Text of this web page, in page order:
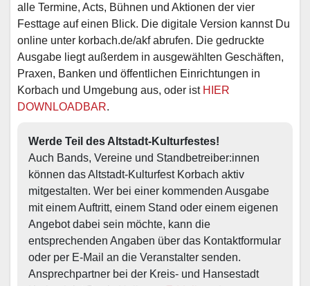
alle Termine, Acts, Bühnen und Aktionen der vier
Festtage auf einen Blick. Die digitale Version kannst Du
online unter korbach.de/akf abrufen. Die gedruckte
Ausgabe liegt außerdem in ausgewählten Geschäften,
Praxen, Banken und öffentlichen Einrichtungen in
Korbach und Umgebung aus, oder ist HIER
DOWNLOADBAR.
Werde Teil des Altstadt-Kulturfestes!
Auch Bands, Vereine und Standbetreiber:innen
können das Altstadt-Kulturfest Korbach aktiv
mitgestalten. Wer bei einer kommenden Ausgabe
mit einem Auftritt, einem Stand oder einem eigenen
Angebot dabei sein möchte, kann die
entsprechenden Angaben über das Kontaktformular
oder per E-Mail an die Veranstalter senden.
Ansprechpartner bei der Kreis- und Hansestadt